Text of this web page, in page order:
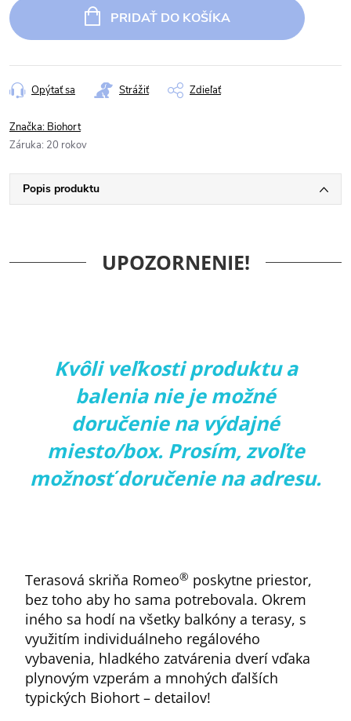
cena:
PRIDAŤ DO KOŠÍKA
Opýtať sa Strážiť Zdieľať
Značka: Biohort
Záruka: 20 rokov
Popis produktu
UPOZORNENIE!
Kvôli veľkosti produktu a
balenia nie je možné
doručenie na výdajné
miesto/box. Prosím, zvoľte
možnosť doručenie na adresu.
Terasová skriňa Romeo® poskytne priestor,
bez toho aby ho sama potrebovala. Okrem
iného sa hodí na všetky balkóny a terasy, s
využitím individuálneho regálového
vybavenia, hladkého zatvárenia dverí vďaka
plynovým vzperám a mnohých ďalších
typických Biohort – detailov!